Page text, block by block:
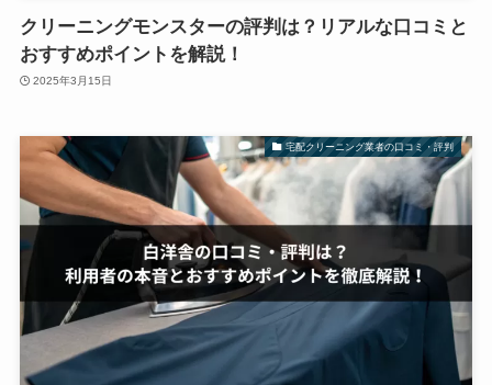
クリーニングモンスターの評判は？リアルな口コミと
おすすめポイントを解説！
2025年3月15日
宅配クリーニング業者の口コミ・評判